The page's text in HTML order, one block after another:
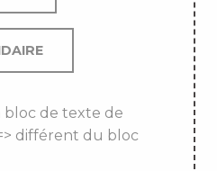
bloc de texte de
différent du bloc